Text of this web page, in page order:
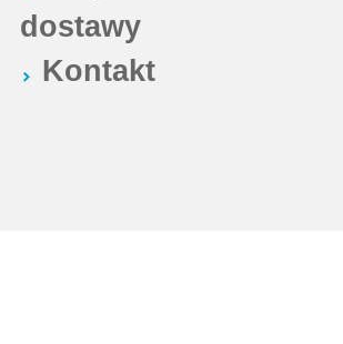
dostawy
Kontakt